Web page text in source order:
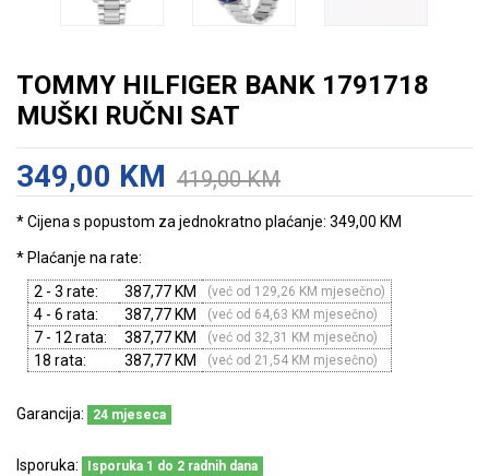
TOMMY HILFIGER BANK 1791718
MUŠKI RUČNI SAT
349,00 KM 419,00 KM
* Cijena s popustom za jednokratno plaćanje: 349,00 KM
* Plaćanje na rate:
2 - 3 rate:
387,77 KM (već od 129,26 KM mjesečno)
4 - 6 rata: 387,77 KM (već od 64,63 KM mjesečno)
7 - 12 rata: 387,77 KM (već od 32,31 KM mjesečno)
18 rata: 387,77 KM (već od 21,54 KM mjesečno)
Garancija: 24 mjeseca
Isporuka: Isporuka 1 do 2 radnih dana